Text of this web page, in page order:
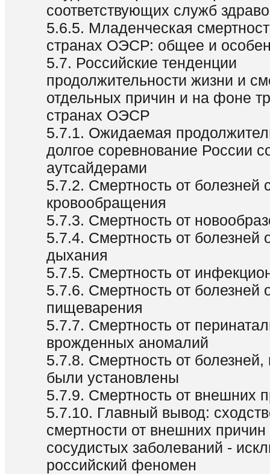
соответствующих служб
5.6.5. Младенческая
странах ОЭСР: общее и
5.7. Российские тенденции
продолжительности жизни и
отдельных причин и на фоне
странах ОЭСР
5.7.1. Ожидаемая
долгое соревнование России
аутсайдерами
5.7.2. Смертность от болезней
кровообращения
5.7.3. Смертность от
5.7.4. Смертность от болезней
дыхания
5.7.5. Смертность от
5.7.6. Смертность от болезней
пищеварения
5.7.7. Смертность от
врожденных аномалий
5.7.8. Смертность от болезней,
были установлены
5.7.9. Смертность от внешних
5.7.10. Главный вывод:
смертности от внешних
сосудистых заболеваний -
российский феномен